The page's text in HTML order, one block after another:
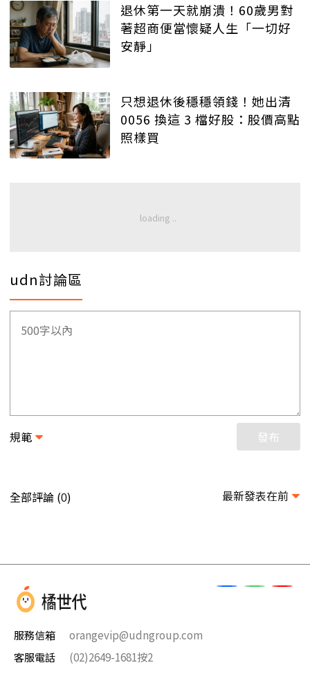
退休第一天就崩潰！60歲男對
著超商便當懷疑人生「一切好
安靜」
只想退休後穩穩領錢！她出清
0056 換這 3 檔好股：股價高點
照樣買
udn討論區
規範 發布
全部評論 (0) 最新發表在前
服務信箱
orangevip@udngroup.com
客服電話
(02)2649-1681按2